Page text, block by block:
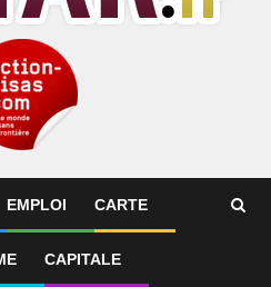
EMPLOI CARTE
CAPITALE